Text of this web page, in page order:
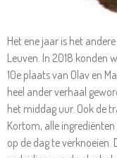
Het ene jaar is het
Leuven. In 2018 konden
10e plaats van Olav en
heel ander verhaal
het middag uur. Ook de
Kortom, alle
op de dag te verknoeien.